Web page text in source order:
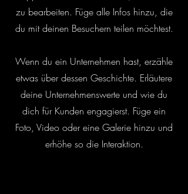
zu bearbeiten. Füge alle Infos hinzu, die
du mit deinen Besuchern teilen möchtest.
Wenn du ein Unternehmen hast, erzähle
etwas über dessen Geschichte. Erläutere
deine Unternehmenswerte und wie du
dich für Kunden engagierst. Füge ein
Foto, Video oder eine Galerie hinzu und
erhöhe so die Interaktion.